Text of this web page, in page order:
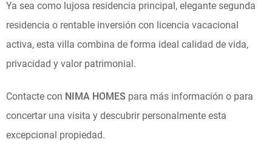
Ya sea como lujosa residencia principal, elegante segunda
residencia o rentable inversión con licencia vacacional
activa, esta villa combina de forma ideal calidad de vida,
privacidad y valor patrimonial.
Contacte con NIMA HOMES para más información o para
concertar una visita y descubrir personalmente esta
excepcional propiedad.